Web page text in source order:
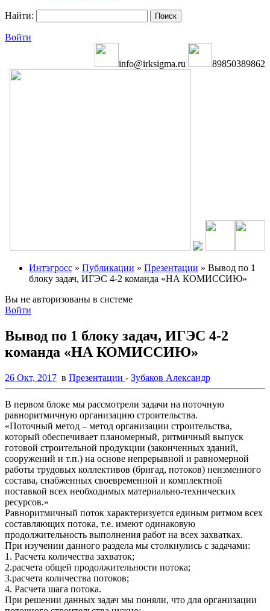
Найти:
Войти
info@irksigma.ru 89850389862
Интэгросс » Публикации » Презентации » Вывод по 1
блоку задач, ИГЭС 4-2 команда «НА КОМИССИЮ»
Вы не авторизованы в системе
Войти
Вывод по 1 блоку задач, ИГЭС 4-2
команда «НА КОМИССИЮ»
26 Окт, 2017 в Презентации - Зубаков Александр
В первом блоке мы рассмотрели задачи на поточную
равноритмичную организацию строительства.
«Поточный метод – метод организации строительства,
который обеспечивает планомерный, ритмичный выпуск
готовой строительной продукции (законченных зданий,
сооружений и т.п.) на основе непрерывной и равномерной
работы трудовых коллективов (бригад, потоков) неизменного
состава, снабженных своевременной и комплектной
поставкой всех необходимых материально-технических
ресурсов.»
Равноритмичный поток характеризуется единым ритмом всех
составляющих потока, т.е. имеют одинаковую
продолжительность выполнения работ на всех захватках.
При изучении данного раздела мы столкнулись с задачами:
1. Расчета количества захваток;
2.расчета общей продолжительности потока;
3.расчета количества потоков;
4. Расчета шага потока.
При решении данных задач мы поняли, что для организации